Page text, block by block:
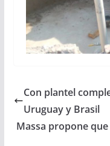
Con plantel
Uruguay y Brasil
Massa propone